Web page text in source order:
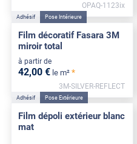
OPAQ-1123ix
Adhésif Pose Intérieure
Film décoratif Fasara 3M
miroir total
à partir de
42,00 € le m² *
3M-SILVER-REFLECT
Adhésif Pose Extérieure
Film dépoli extérieur blanc
mat